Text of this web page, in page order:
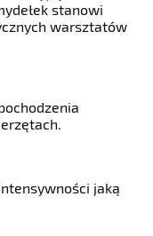
stanowi
warsztatów
jaką